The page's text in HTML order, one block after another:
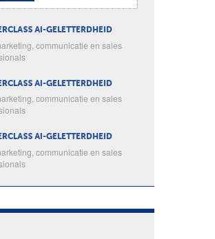
AI-GELETTERDHEID
communicatie en sales
AI-GELETTERDHEID
communicatie en sales
AI-GELETTERDHEID
communicatie en sales